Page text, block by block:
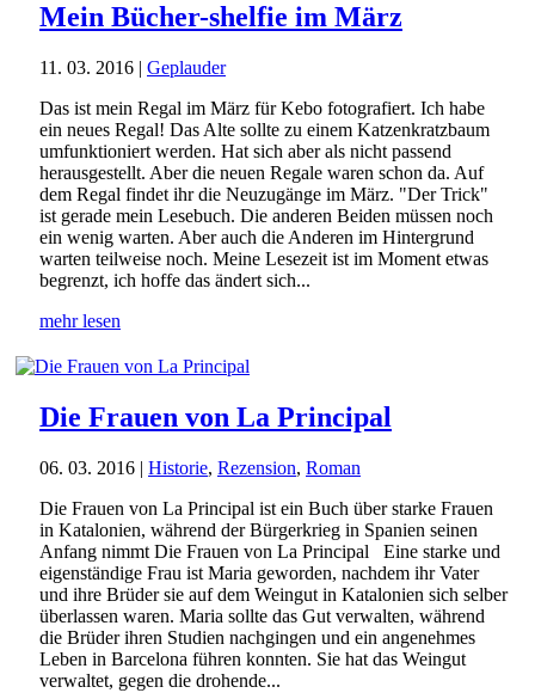
Mein Bücher-shelfie im März
11. 03. 2016 | Geplauder
Das ist mein Regal im März für Kebo fotografiert. Ich habe
ein neues Regal! Das Alte sollte zu einem Katzenkratzbaum
umfunktioniert werden. Hat sich aber als nicht passend
herausgestellt. Aber die neuen Regale waren schon da. Auf
dem Regal findet ihr die Neuzugänge im März. "Der Trick"
ist gerade mein Lesebuch. Die anderen Beiden müssen noch
ein wenig warten. Aber auch die Anderen im Hintergrund
warten teilweise noch. Meine Lesezeit ist im Moment etwas
begrenzt, ich hoffe das ändert sich...
mehr lesen
Die Frauen von La Principal
06. 03. 2016 | Historie, Rezension, Roman
Die Frauen von La Principal ist ein Buch über starke Frauen
in Katalonien, während der Bürgerkrieg in Spanien seinen
Anfang nimmt Die Frauen von La Principal Eine starke und
eigenständige Frau ist Maria geworden, nachdem ihr Vater
und ihre Brüder sie auf dem Weingut in Katalonien sich selber
überlassen waren. Maria sollte das Gut verwalten, während
die Brüder ihren Studien nachgingen und ein angenehmes
Leben in Barcelona führen konnten. Sie hat das Weingut
verwaltet, gegen die drohende...